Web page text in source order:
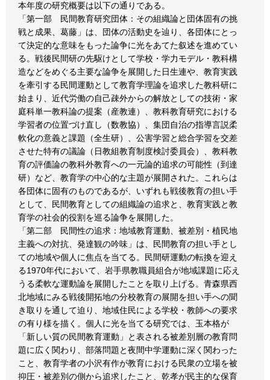
本年度の研究概要は以下の通りである。
「第一部 民間教育研究団体：その組織論と団体固有の挑
戦と成果、葛藤」は、団体の活動史を辿り、各団体にとっ
て決定的な意味をもった論争に光をあてた叙述を進めてい
る。戦後民間研の先駆けとして学校・学力モデル・教科構
造などをめぐる主要な論争を展開した日生連や、教育実践
を牽引する民間運動として教育学理論を追求した教科研に
始まり、近代労働の自己疎外からの解放としての技術・家
庭科単一教科論の提案（産教連）、教科教育研究における
学習者の位置づけ直し（数教協）、集団自治の指導言説柔
軟化の意義と課題（全生研）、公害学習と総合学習を交差
させた特有の議論（日教組教育制度検討委員会）、教科教
育の評価論の教科外教育への一元論的追求の可能性（到達
研）など、教育学の中心的な主題が展開された。これらは
各団体に固有のものであるが、いずれも戦後教育の担い手
として、民間教育としての組織論の追求と、教育実践と教
育学の社会的役割を巡る論争を展開した。
「第二部 民間性の追求：地域教育運動、被差別・植民地
主義への対抗、発達観の吟味」は、民間教育の担い手とし
ての地域や個人に焦点を当てる。民間研運動の転換を迎え
る1970年代において、岩手県教職員組合が地域課題に応え
うる柔軟な運動論を展開したことを取り上げる。青森県西
北地域にみる戦後開拓地の分校教育の展開を担い手への聞
き取りを通して迫り、地域住民による学校・教師への要求
の有り様を描く。個人に光を当てる研究では、玉本格が
「新しい質の民間教育運動」と表される被差別層の教育問
題に広く関わり、部落問題と夜間中学運動に深く関わった
こと、教育学者の小沢有作が教育における民衆の立場を被
抑圧・被差別の側から追求したこと、乾孝が民主的な保育